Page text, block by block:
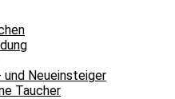
und Neueinsteiger
Taucher